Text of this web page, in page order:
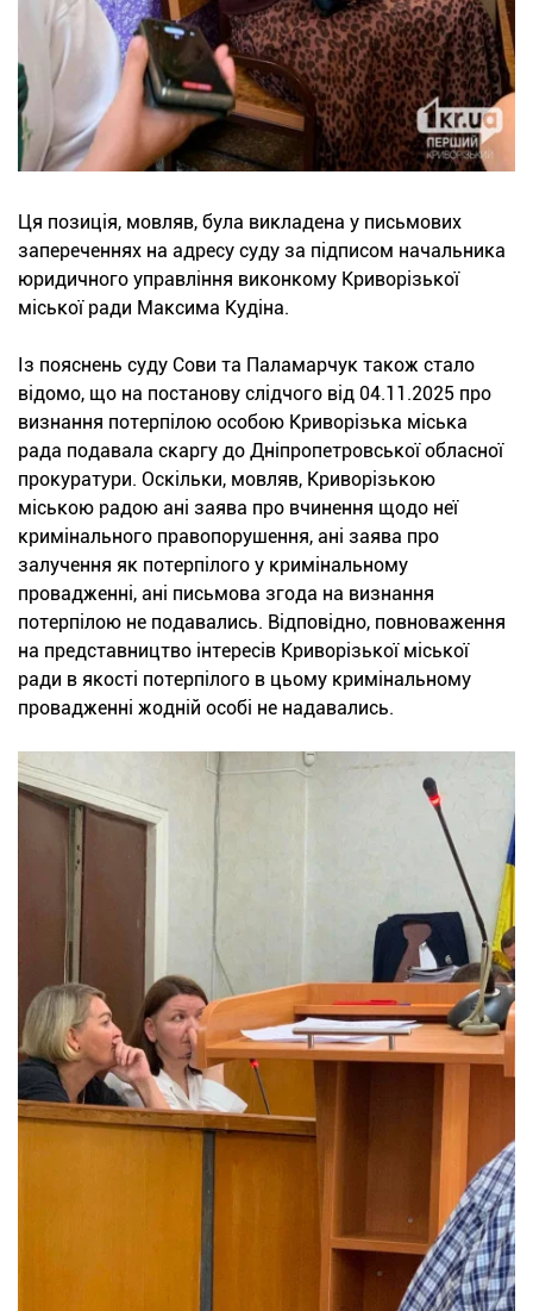
Ця позиція, мовляв, була викладена у письмових
запереченнях на адресу суду за підписом начальника
юридичного управління виконкому Криворізької
міської ради Максима Кудіна.
Із пояснень суду Сови та Паламарчук також стало
відомо, що на постанову слідчого від 04.11.2025 про
визнання потерпілою особою Криворізька міська
рада подавала скаргу до Дніпропетровської обласної
прокуратури. Оскільки, мовляв, Криворізькою
міською радою ані заява про вчинення щодо неї
кримінального правопорушення, ані заява про
залучення як потерпілого у кримінальному
провадженні, ані письмова згода на визнання
потерпілою не подавались. Відповідно, повноваження
на представництво інтересів Криворізької міської
ради в якості потерпілого в цьому кримінальному
провадженні жодній особі не надавались.